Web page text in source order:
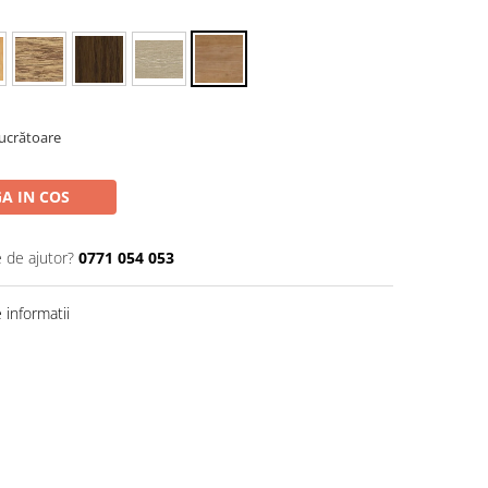
IN COS
de ajutor? 0771 054 053
informatii